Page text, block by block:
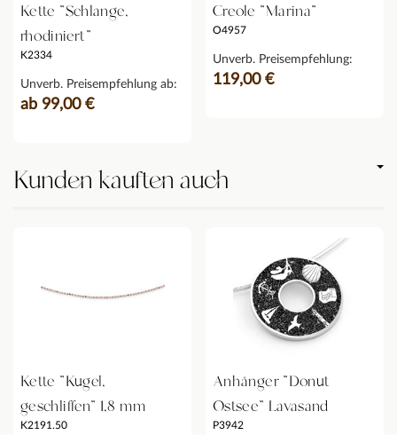
Kette "Schlange,
rhodiniert"
K2334
Unverb. Preisempfehlung ab:
ab 99,00 €
Creole "Marina"
O4957
Unverb. Preisempfehlung:
119,00 €
Kunden kauften auch
Kette "Kugel,
geschliffen" 1,8 mm
K2191.50
Anhänger "Donut
Ostsee" Lavasand
P3942